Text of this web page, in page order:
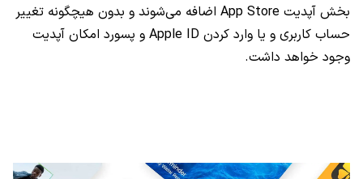
بخش آپدیت App Store اضافه می‌شوند و بدون هیچگونه تغییر
حساب کاربری و یا وارد کردن Apple ID و پسورد امکان آپدیت
وجود خواهد داشت.